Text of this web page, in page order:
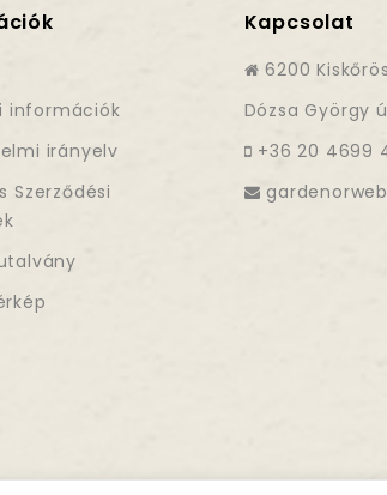
információk
irányelv
Szerződési
Kapcsolat
6200
Dózsa György
+36 20 4699